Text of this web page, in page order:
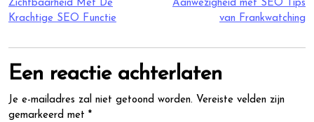
Zichtbaarheid Met De
Krachtige SEO Functie
Aanwezigheid met SEO Tips
van Frankwatching
Een reactie achterlaten
Je e-mailadres zal niet getoond worden. Vereiste velden zijn
gemarkeerd met *